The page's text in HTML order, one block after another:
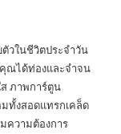
วในชีวิตประจำวัน
คุณได้ท่องและจำจน
ภาพการ์ตูน
ทั้งสอดแทรกเคล็ด
ความต้องการ